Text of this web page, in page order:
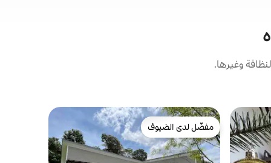
وغيرها.
مفضّل لدى الضيوف
مفضّل لدى الضيوف